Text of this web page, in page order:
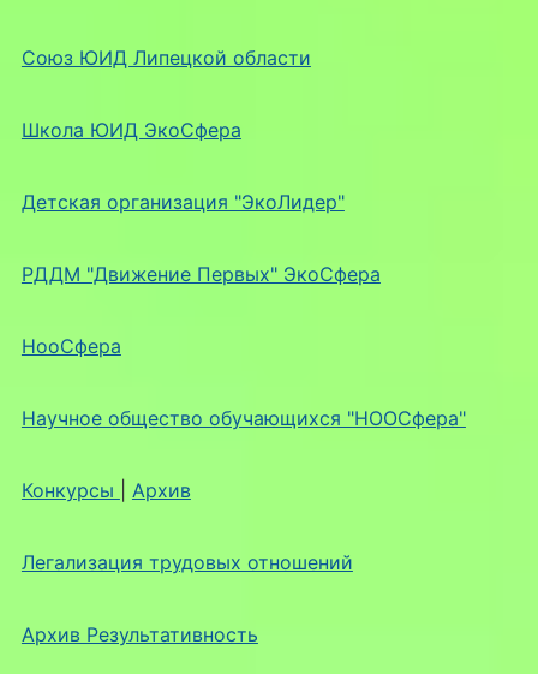
Союз ЮИД Липецкой области
Школа ЮИД ЭкоСфера
Детская организация "ЭкоЛидер"
РДДМ "Движение Первых" ЭкоСфера
НооСфера
Научное общество обучающихся "НООСфера"
Конкурсы Архив
Легализация трудовых отношений
Архив Результативность